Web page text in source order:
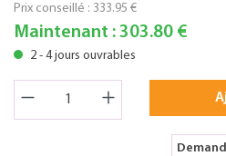
Prix conseillé : 333.95 €
Maintenant : 303.80 €
2 - 4 jours ouvrables